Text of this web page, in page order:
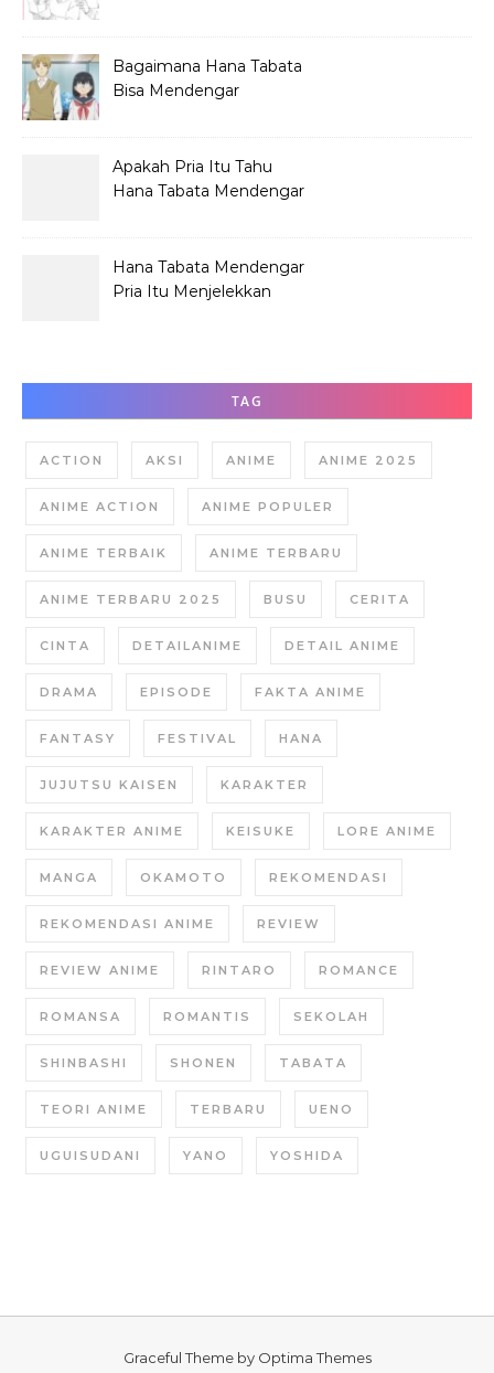
Bagaimana Hana Tabata
Bisa Mendengar
Apakah Pria Itu Tahu
Hana Tabata Mendengar
Hana Tabata Mendengar
Pria Itu Menjelekkan
TAG
ACTION AKSI ANIME ANIME 2025
ANIME ACTION ANIME POPULER
ANIME TERBAIK ANIME TERBARU
ANIME TERBARU 2025 BUSU CERITA
CINTA DETAILANIME DETAIL ANIME
DRAMA EPISODE FAKTA ANIME
FANTASY FESTIVAL HANA
JUJUTSU KAISEN KARAKTER
KARAKTER ANIME KEISUKE LORE ANIME
MANGA OKAMOTO REKOMENDASI
REKOMENDASI ANIME REVIEW
REVIEW ANIME RINTARO ROMANCE
ROMANSA ROMANTIS SEKOLAH
SHINBASHI SHONEN TABATA
TEORI ANIME TERBARU UENO
UGUISUDANI YANO YOSHIDA
Graceful Theme by Optima Themes